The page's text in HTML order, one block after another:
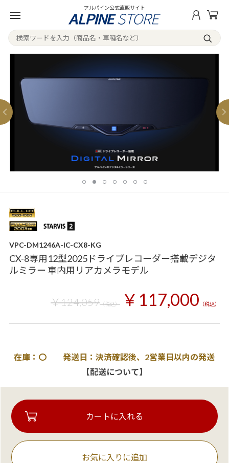
アルパイン公式直販サイト
VPC-DM1246A-IC-CX8-KG
CX-8専用12型2025ドライブレコーダー搭載デジタ
ルミラー 車内用リアカメラモデル
￥124,059（税込） ￥117,000 （税込）
在庫：〇 発送日：決済確認後、2営業日以内の発送
【配送について】
お気に入りに追加